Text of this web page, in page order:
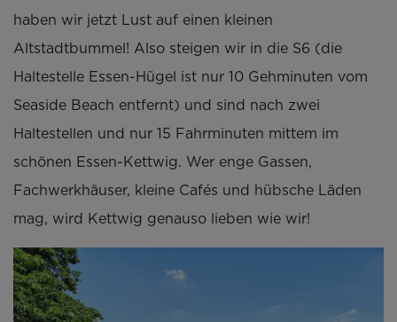
haben wir jetzt Lust auf einen kleinen
Altstadtbummel! Also steigen wir in die S6 (die
Haltestelle Essen-Hügel ist nur 10 Gehminuten vom
Seaside Beach entfernt) und sind nach zwei
Haltestellen und nur 15 Fahrminuten mittem im
schönen Essen-Kettwig. Wer enge Gassen,
Fachwerkhäuser, kleine Cafés und hübsche Läden
mag, wird Kettwig genauso lieben wie wir!